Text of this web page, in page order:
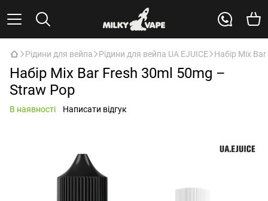
Рідини для вейпа Рідини для вейпа UA EJUICE Набір Mix
Набір Mix Bar Fresh 30ml 50mg –
Straw Pop
В наявності Написати відгук